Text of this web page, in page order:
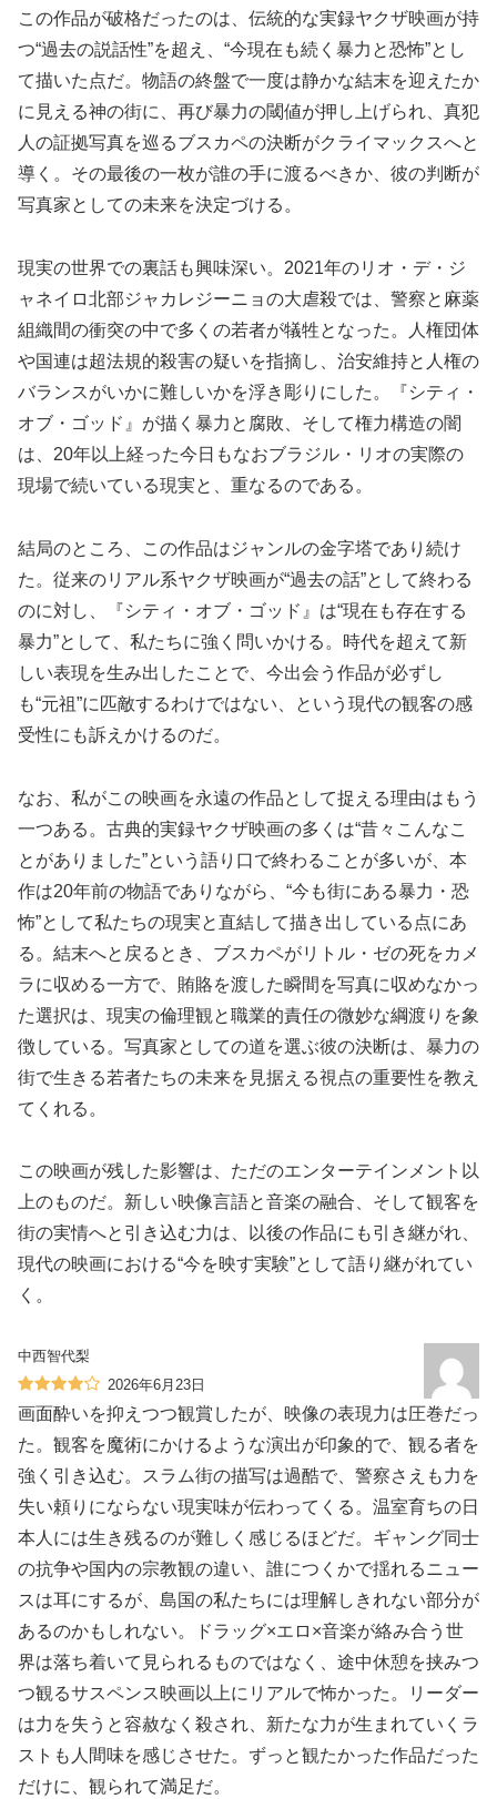
この作品が破格だったのは、伝統的な実録ヤクザ映画が持
つ“過去の説話性”を超え、“今現在も続く暴力と恐怖”とし
て描いた点だ。物語の終盤で一度は静かな結末を迎えたか
に見える神の街に、再び暴力の閾値が押し上げられ、真犯
人の証拠写真を巡るブスカペの決断がクライマックスへと
導く。その最後の一枚が誰の手に渡るべきか、彼の判断が
写真家としての未来を決定づける。
現実の世界での裏話も興味深い。2021年のリオ・デ・ジ
ャネイロ北部ジャカレジーニョの大虐殺では、警察と麻薬
組織間の衝突の中で多くの若者が犠牲となった。人権団体
や国連は超法規的殺害の疑いを指摘し、治安維持と人権の
バランスがいかに難しいかを浮き彫りにした。『シティ・
オブ・ゴッド』が描く暴力と腐敗、そして権力構造の闇
は、20年以上経った今日もなおブラジル・リオの実際の
現場で続いている現実と、重なるのである。
結局のところ、この作品はジャンルの金字塔であり続け
た。従来のリアル系ヤクザ映画が“過去の話”として終わる
のに対し、『シティ・オブ・ゴッド』は“現在も存在する
暴力”として、私たちに強く問いかける。時代を超えて新
しい表現を生み出したことで、今出会う作品が必ずし
も“元祖”に匹敵するわけではない、という現代の観客の感
受性にも訴えかけるのだ。
なお、私がこの映画を永遠の作品として捉える理由はもう
一つある。古典的実録ヤクザ映画の多くは“昔々こんなこ
とがありました”という語り口で終わることが多いが、本
作は20年前の物語でありながら、“今も街にある暴力・恐
怖”として私たちの現実と直結して描き出している点にあ
る。結末へと戻るとき、ブスカペがリトル・ゼの死をカメ
ラに収める一方で、賄賂を渡した瞬間を写真に収めなかっ
た選択は、現実の倫理観と職業的責任の微妙な綱渡りを象
徴している。写真家としての道を選ぶ彼の決断は、暴力の
街で生きる若者たちの未来を見据える視点の重要性を教え
てくれる。
この映画が残した影響は、ただのエンターテインメント以
上のものだ。新しい映像言語と音楽の融合、そして観客を
街の実情へと引き込む力は、以後の作品にも引き継がれ、
現代の映画における“今を映す実験”として語り継がれてい
く。
中西智代梨
2026年6月23日
画面酔いを抑えつつ観賞したが、映像の表現力は圧巻だっ
た。観客を魔術にかけるような演出が印象的で、観る者を
強く引き込む。スラム街の描写は過酷で、警察さえも力を
失い頼りにならない現実味が伝わってくる。温室育ちの日
本人には生き残るのが難しく感じるほどだ。ギャング同士
の抗争や国内の宗教観の違い、誰につくかで揺れるニュー
スは耳にするが、島国の私たちには理解しきれない部分が
あるのかもしれない。ドラッグ×エロ×音楽が絡み合う世
界は落ち着いて見られるものではなく、途中休憩を挟みつ
つ観るサスペンス映画以上にリアルで怖かった。リーダー
は力を失うと容赦なく殺され、新たな力が生まれていくラ
ストも人間味を感じさせた。ずっと観たかった作品だった
だけに、観られて満足だ。